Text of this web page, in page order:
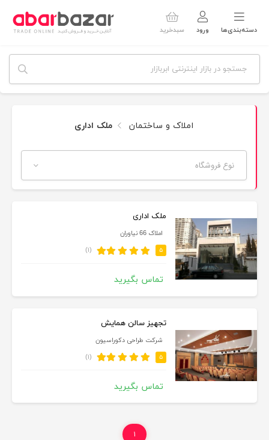
دسته‌بندی‌ها ورود سبدخرید
املاک و ساختمان ملک اداری
نوع فروشگاه
ملک اداری
املاک 66 نیاوران
۵ (۱)
تماس بگیرید
تجهیز سالن همایش
شرکت طراحی دکوراسیون
۵ (۱)
تماس بگیرید
۱